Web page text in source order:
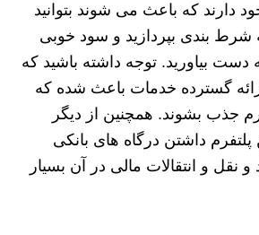
دارند که باعث می شوند بتوانید
شرط بندی بپردازید و سود خوبی
دست بیاورید. توجه داشته باشید که
گسترده خدمات باعث شده که
جذب بشوند. همچنین از دیگر
داشتن درگاه های بانکی
نقل و انتقالات مالی در آن بسیار